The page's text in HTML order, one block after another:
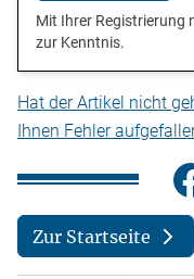
Mit Ihrer Registrierung
zur Kenntnis.
Hat der Artikel nicht
Ihnen Fehler
Zur Startseite